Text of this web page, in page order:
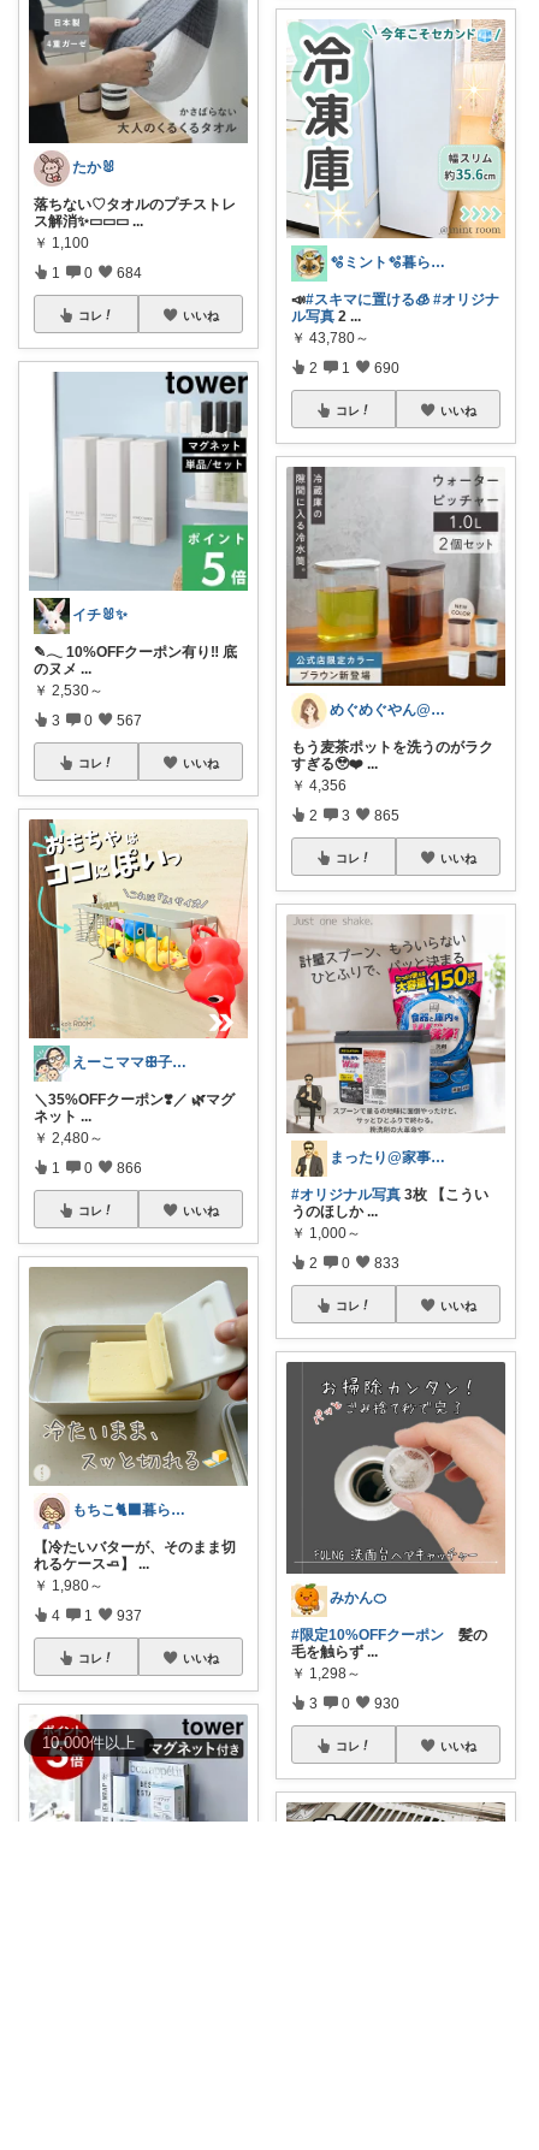
10,000件以上
たか🐰
落ちない♡タオルのプチストレ
ス解消✨▭▭▭ ...
￥ 1,100
1 0 684
コレ いいね
イチ🐰✨
✎𓂃 10%OFFクーポン有り‼ 底
のヌメ ...
￥ 2,530～
3 0 567
コレ いいね
えーこママꕥ子供達と夏を楽しむぞ☀️
＼35%OFFクーポン❣️／ 🌿マグ
ネット ...
￥ 2,480～
1 0 866
コレ いいね
もちこ🐈‍⬛暮らしのお気に入り🌷
【冷たいバターが、そのまま切
れるケース🧈】
...
￥ 1,980～
4 1 937
コレ いいね
🫧ミント🫧暮らし⋆ﾟファッション⋆ﾟ
📣#スキマに置ける🧊 #オリジナ
ル写真 2 ...
￥ 43,780～
2 1 690
コレ いいね
めぐめぐやん@2児ママ×ゆるっと暮らし
もう麦茶ポットを洗うのがラク
すぎる🥹❤️ ...
￥ 4,356
2 3 865
コレ いいね
まったり@家事ラク時短アイテム
#オリジナル写真 3枚 【こうい
うのほしか ...
￥ 1,000～
2 0 833
コレ いいね
みかん🍊
#限定10%OFFクーポン 髪の
毛を触らず ...
￥ 1,298～
3 0 930
コレ いいね